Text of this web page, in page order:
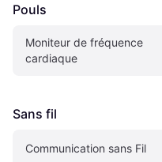
Pouls
Moniteur de fréquence
cardiaque
Sans fil
Communication sans Fil